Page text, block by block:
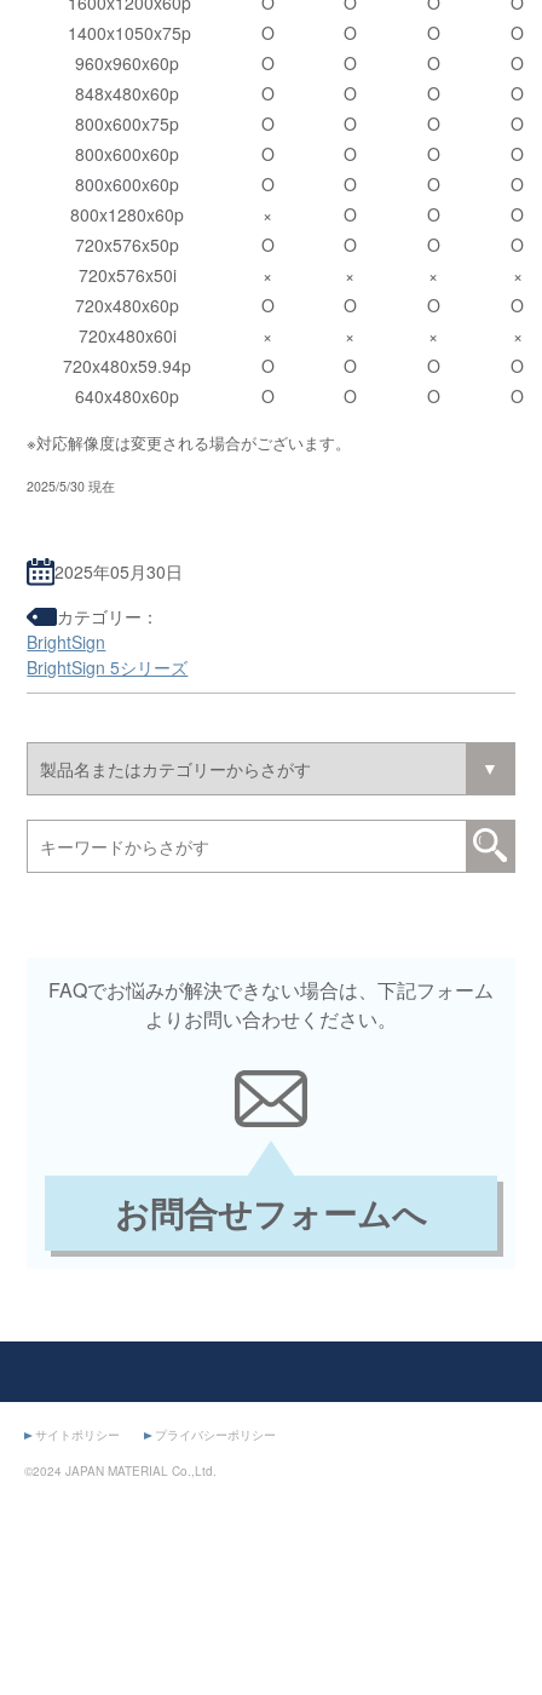
1400x1050x75p
O O O
O
960x960x60p
O O O
O
848x480x60p
O O O
O
800x600x75p
O O O
O
800x600x60p
O O O
O
800x600x60p
O O O
O
800x1280x60p
× O O
O
720x576x50p
O O O
O
720x576x50i
× × ×
×
720x480x60p
O O O
O
720x480x60i
× × ×
×
720x480x59.94p
O O O
O
640x480x60p
O O O O
※対応解像度は変更される場合がございます。
2025/5/30 現在
2025年05月30日
カテゴリー：
BrightSign
BrightSign 5シリーズ
FAQでお悩みが解決できない場合は、下記フォーム
よりお問い合わせください。
お問合せフォームへ
©2024 JAPAN MATERIAL Co.,Ltd.
サイトポリシー プライバシーポリシー